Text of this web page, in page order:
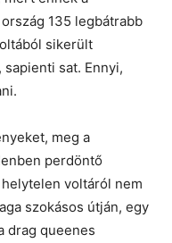
135 legbátrabb
sikerült
sat. Ennyi,
meg a
perdöntő
voltáról nem
szokásos útján, egy
drag queenes